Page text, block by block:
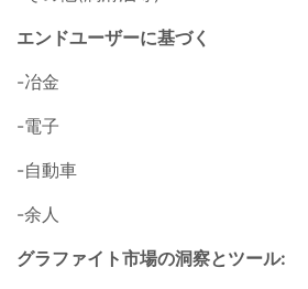
エンドユーザーに基づく
-冶金
-電子
-自動車
-余人
グラファイト市場の洞察とツール: